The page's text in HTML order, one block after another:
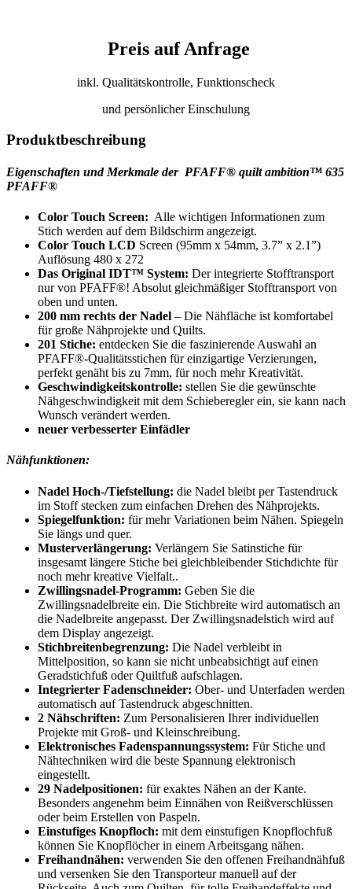
Preis auf Anfrage
inkl. Qualitätskontrolle, Funktionscheck
und persönlicher Einschulung
Produktbeschreibung
Eigenschaften und Merkmale der PFAFF® quilt ambition™ 635
PFAFF®
Color Touch Screen: Alle wichtigen Informationen zum
Stich werden auf dem Bildschirm angezeigt.
Color Touch LCD Screen (95mm x 54mm, 3.7” x 2.1”)
Auflösung 480 x 272
Das Original IDT™ System: Der integrierte Stofftransport
nur von PFAFF®! Absolut gleichmäßiger Stofftransport von
oben und unten.
200 mm rechts der Nadel – Die Nähfläche ist komfortabel
für große Nähprojekte und Quilts.
201 Stiche: entdecken Sie die faszinierende Auswahl an
PFAFF®-Qualitätsstichen für einzigartige Verzierungen,
perfekt genäht bis zu 7mm, für noch mehr Kreativität.
Geschwindigkeitskontrolle: stellen Sie die gewünschte
Nähgeschwindigkeit mit dem Schieberegler ein, sie kann nach
Wunsch verändert werden.
neuer verbesserter Einfädler
Nähfunktionen:
Nadel Hoch-/Tiefstellung: die Nadel bleibt per Tastendruck
im Stoff stecken zum einfachen Drehen des Nähprojekts.
Spiegelfunktion: für mehr Variationen beim Nähen. Spiegeln
Sie längs und quer.
Musterverlängerung: Verlängern Sie Satinstiche für
insgesamt längere Stiche bei gleichbleibender Stichdichte für
noch mehr kreative Vielfalt..
Zwillingsnadel-Programm: Geben Sie die
Zwillingsnadelbreite ein. Die Stichbreite wird automatisch an
die Nadelbreite angepasst. Der Zwillingsnadelstich wird auf
dem Display angezeigt.
Stichbreitenbegrenzung: Die Nadel verbleibt in
Mittelposition, so kann sie nicht unbeabsichtigt auf einen
Geradstichfuß oder Quiltfuß aufschlagen.
Integrierter Fadenschneider: Ober- und Unterfaden werden
automatisch auf Tastendruck abgeschnitten.
2 Nähschriften: Zum Personalisieren Ihrer individuellen
Projekte mit Groß- und Kleinschreibung.
Elektronisches Fadenspannungssystem: Für Stiche und
Nähtechniken wird die beste Spannung elektronisch
eingestellt.
29 Nadelpositionen: für exaktes Nähen an der Kante.
Besonders angenehm beim Einnähen von Reißverschlüssen
oder beim Erstellen von Paspeln.
Einstufiges Knopfloch: mit dem einstufigen Knopflochfuß
können Sie Knopflöcher in einem Arbeitsgang nähen.
Freihandnähen: verwenden Sie den offenen Freihandnähfuß
und versenken Sie den Transporteur manuell auf der